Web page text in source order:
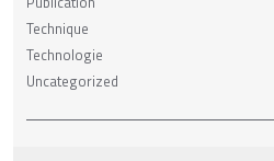
Technique
Technologie
Uncategorized